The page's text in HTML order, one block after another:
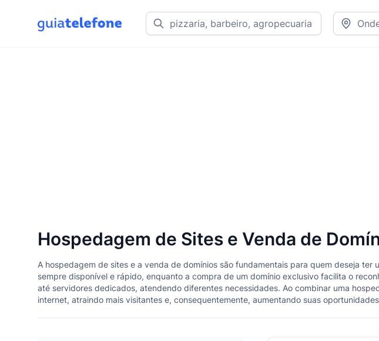
Hospedagem de Sites e Venda de
A hospedagem de sites e a venda de domínios são fundamentais para quem deseja
sempre disponível e rápido, enquanto a compra de um domínio exclusivo facilita o
até servidores dedicados, atendendo diferentes necessidades. Ao combinar uma
internet, atraindo mais visitantes e, consequentemente, aumentando suas